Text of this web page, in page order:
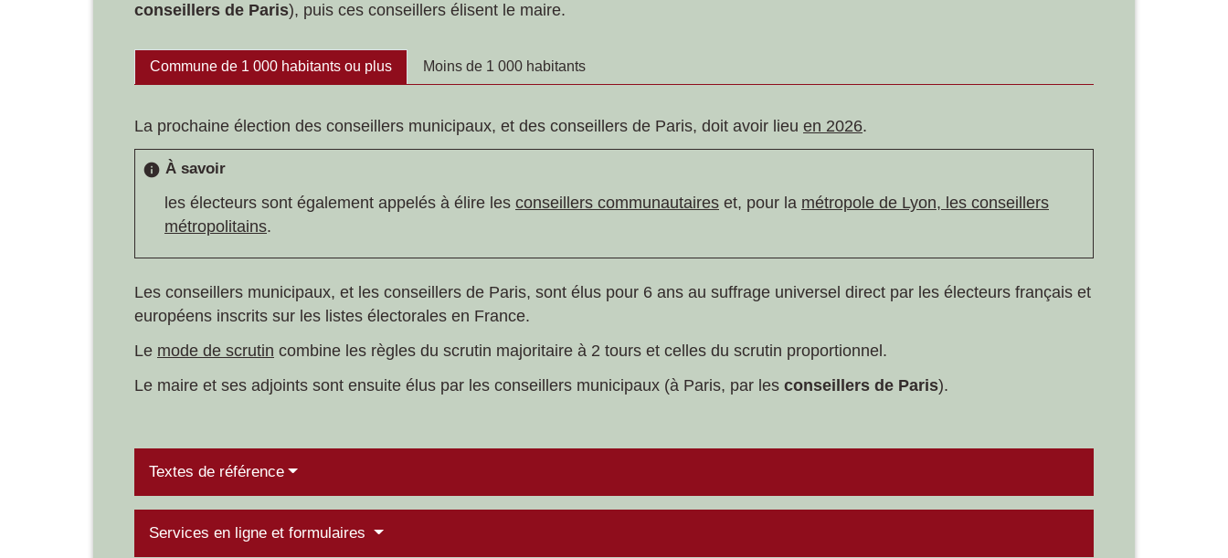
conseillers de Paris), puis ces conseillers élisent le maire.
Commune de 1 000 habitants ou plus Moins de 1 000 habitants
La prochaine élection des conseillers municipaux, et des conseillers de Paris, doit avoir lieu en 2026.
info À savoir
les électeurs sont également appelés à élire les conseillers communautaires et, pour la métropole de Lyon, les conseillers
métropolitains.
Les conseillers municipaux, et les conseillers de Paris, sont élus pour 6 ans au suffrage universel direct par les électeurs français et
européens inscrits sur les listes électorales en France.
Le mode de scrutin combine les règles du scrutin majoritaire à 2 tours et celles du scrutin proportionnel.
Le maire et ses adjoints sont ensuite élus par les conseillers municipaux (à Paris, par les conseillers de Paris).
Textes de référence
Services en ligne et formulaires